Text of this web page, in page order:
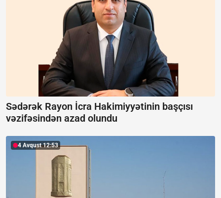
Sədərək Rayon İcra Hakimiyyətinin başçısı
vəzifəsindən azad olundu
4 Avqust 12:53